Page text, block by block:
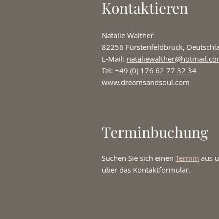
Kontaktieren
Natalie Walther
82256 Fürstenfeldbruck,
E-Mail:
Tel: +49 (0) 176 62 77 32 34
www.dreamsandsoul.com
Suchen Sie sich einen Termin aus
über das Kontaktformular.
Terminbuchung